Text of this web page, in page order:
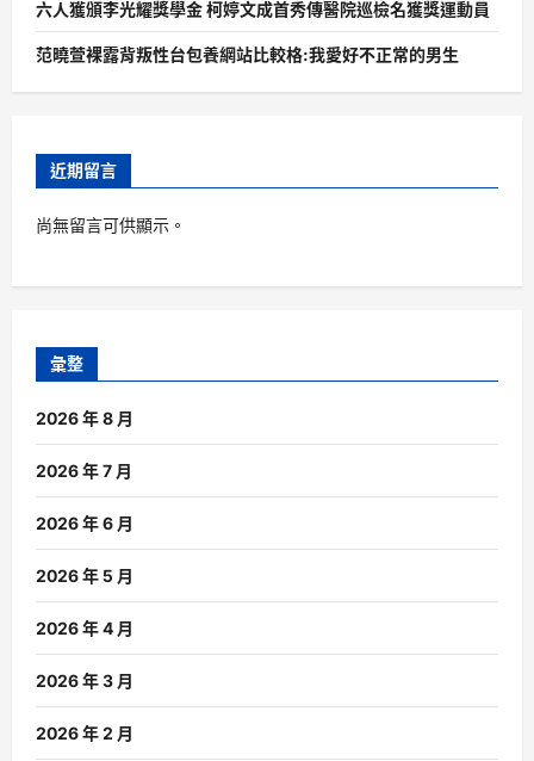
六人獲頒李光耀獎學金 柯婷文成首秀傳醫院巡檢名獲獎運動員
范曉萱裸露背叛性台包養網站比較格:我愛好不正常的男生
近期留言
尚無留言可供顯示。
彙整
2026 年 8 月
2026 年 7 月
2026 年 6 月
2026 年 5 月
2026 年 4 月
2026 年 3 月
2026 年 2 月